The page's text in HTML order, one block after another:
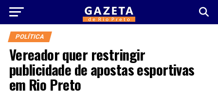
POLÍTICA
Vereador quer restringir
publicidade de apostas esportivas
em Rio Preto